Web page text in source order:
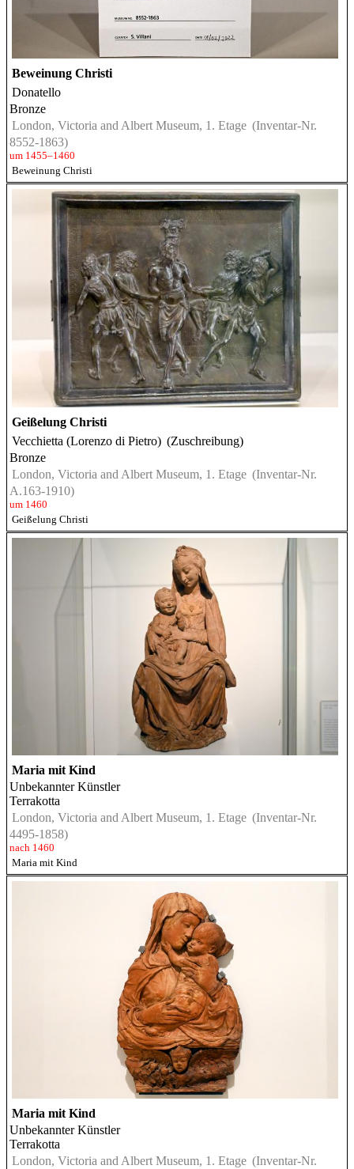
Beweinung Christi
Donatello
Bronze
London, Victoria and Albert Museum, 1. Etage (Inventar-Nr.
8552-1863)
um 1455–1460
Beweinung Christi
Geißelung Christi
Vecchietta (Lorenzo di Pietro) (Zuschreibung)
Bronze
London, Victoria and Albert Museum, 1. Etage (Inventar-Nr.
A.163-1910)
um 1460
Geißelung Christi
Maria mit Kind
Unbekannter Künstler
Terrakotta
London, Victoria and Albert Museum, 1. Etage (Inventar-Nr.
4495-1858)
nach 1460
Maria mit Kind
Maria mit Kind
Unbekannter Künstler
Terrakotta
London, Victoria and Albert Museum, 1. Etage (Inventar-Nr.